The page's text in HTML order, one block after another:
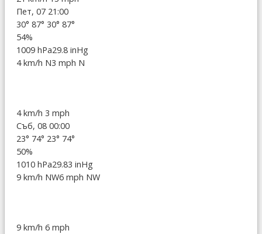
Пет, 07 21:00
30° 87° 30° 87°
54%
1009 hPa29.8 inHg
4 km/h N3 mph N
4 km/h 3 mph
Съб, 08 00:00
23° 74° 23° 74°
50%
1010 hPa29.83 inHg
9 km/h NW6 mph NW
9 km/h 6 mph